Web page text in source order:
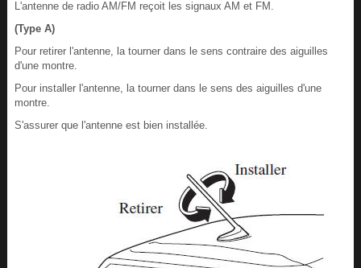
L'antenne de radio AM/FM reçoit les signaux AM et FM.
(Type A)
Pour retirer l'antenne, la tourner dans le sens contraire des aiguilles
d'une montre.
Pour installer l'antenne, la tourner dans le sens des aiguilles d'une
montre.
S'assurer que l'antenne est bien installée.